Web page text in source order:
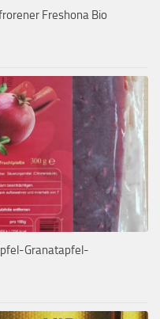
Freshona Bio
Granatapfel-